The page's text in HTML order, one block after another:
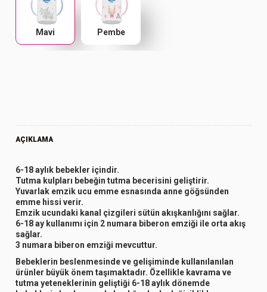
Mavi Pembe
AÇIKLAMA
6-18 aylık bebekler içindir.
Tutma kulpları bebeğin tutma becerisini geliştirir.
Yuvarlak emzik ucu emme esnasında anne göğsünden
emme hissi verir.
Emzik ucundaki kanal çizgileri sütün akışkanlığını sağlar.
6-18 ay kullanımı için 2 numara biberon emziği ile orta akış
sağlar.
3 numara biberon emziği mevcuttur.
Bebeklerin beslenmesinde ve gelişiminde kullanılanılan
ürünler büyük önem taşımaktadır. Özellikle kavrama ve
tutma yeteneklerinin geliştiği 6-18 aylık dönemde